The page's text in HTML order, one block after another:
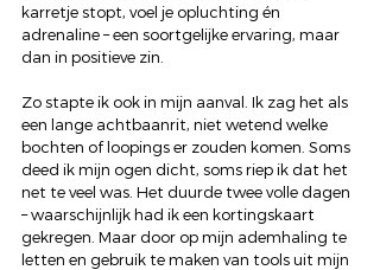
karretje stopt, voel je opluchting én
adrenaline – een soortgelijke ervaring, maar
dan in positieve zin.
Zo stapte ik ook in mijn aanval. Ik zag het als
een lange achtbaanrit, niet wetend welke
bochten of loopings er zouden komen. Soms
deed ik mijn ogen dicht, soms riep ik dat het
net te veel was. Het duurde twee volle dagen
– waarschijnlijk had ik een kortingskaart
gekregen. Maar door op mijn ademhaling te
letten en gebruik te maken van tools uit mijn